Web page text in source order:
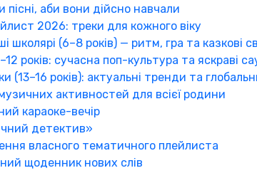
пісні, аби вони дійсно навчали
2026: треки для кожного віку
школярі (6–8 років) — ритм, гра та казкові
років: сучасна поп-культура та яскраві
(13–16 років): актуальні тренди та
активностей для всієї родини
караоке-вечір
детектив»
власного тематичного плейлиста
щоденник нових слів